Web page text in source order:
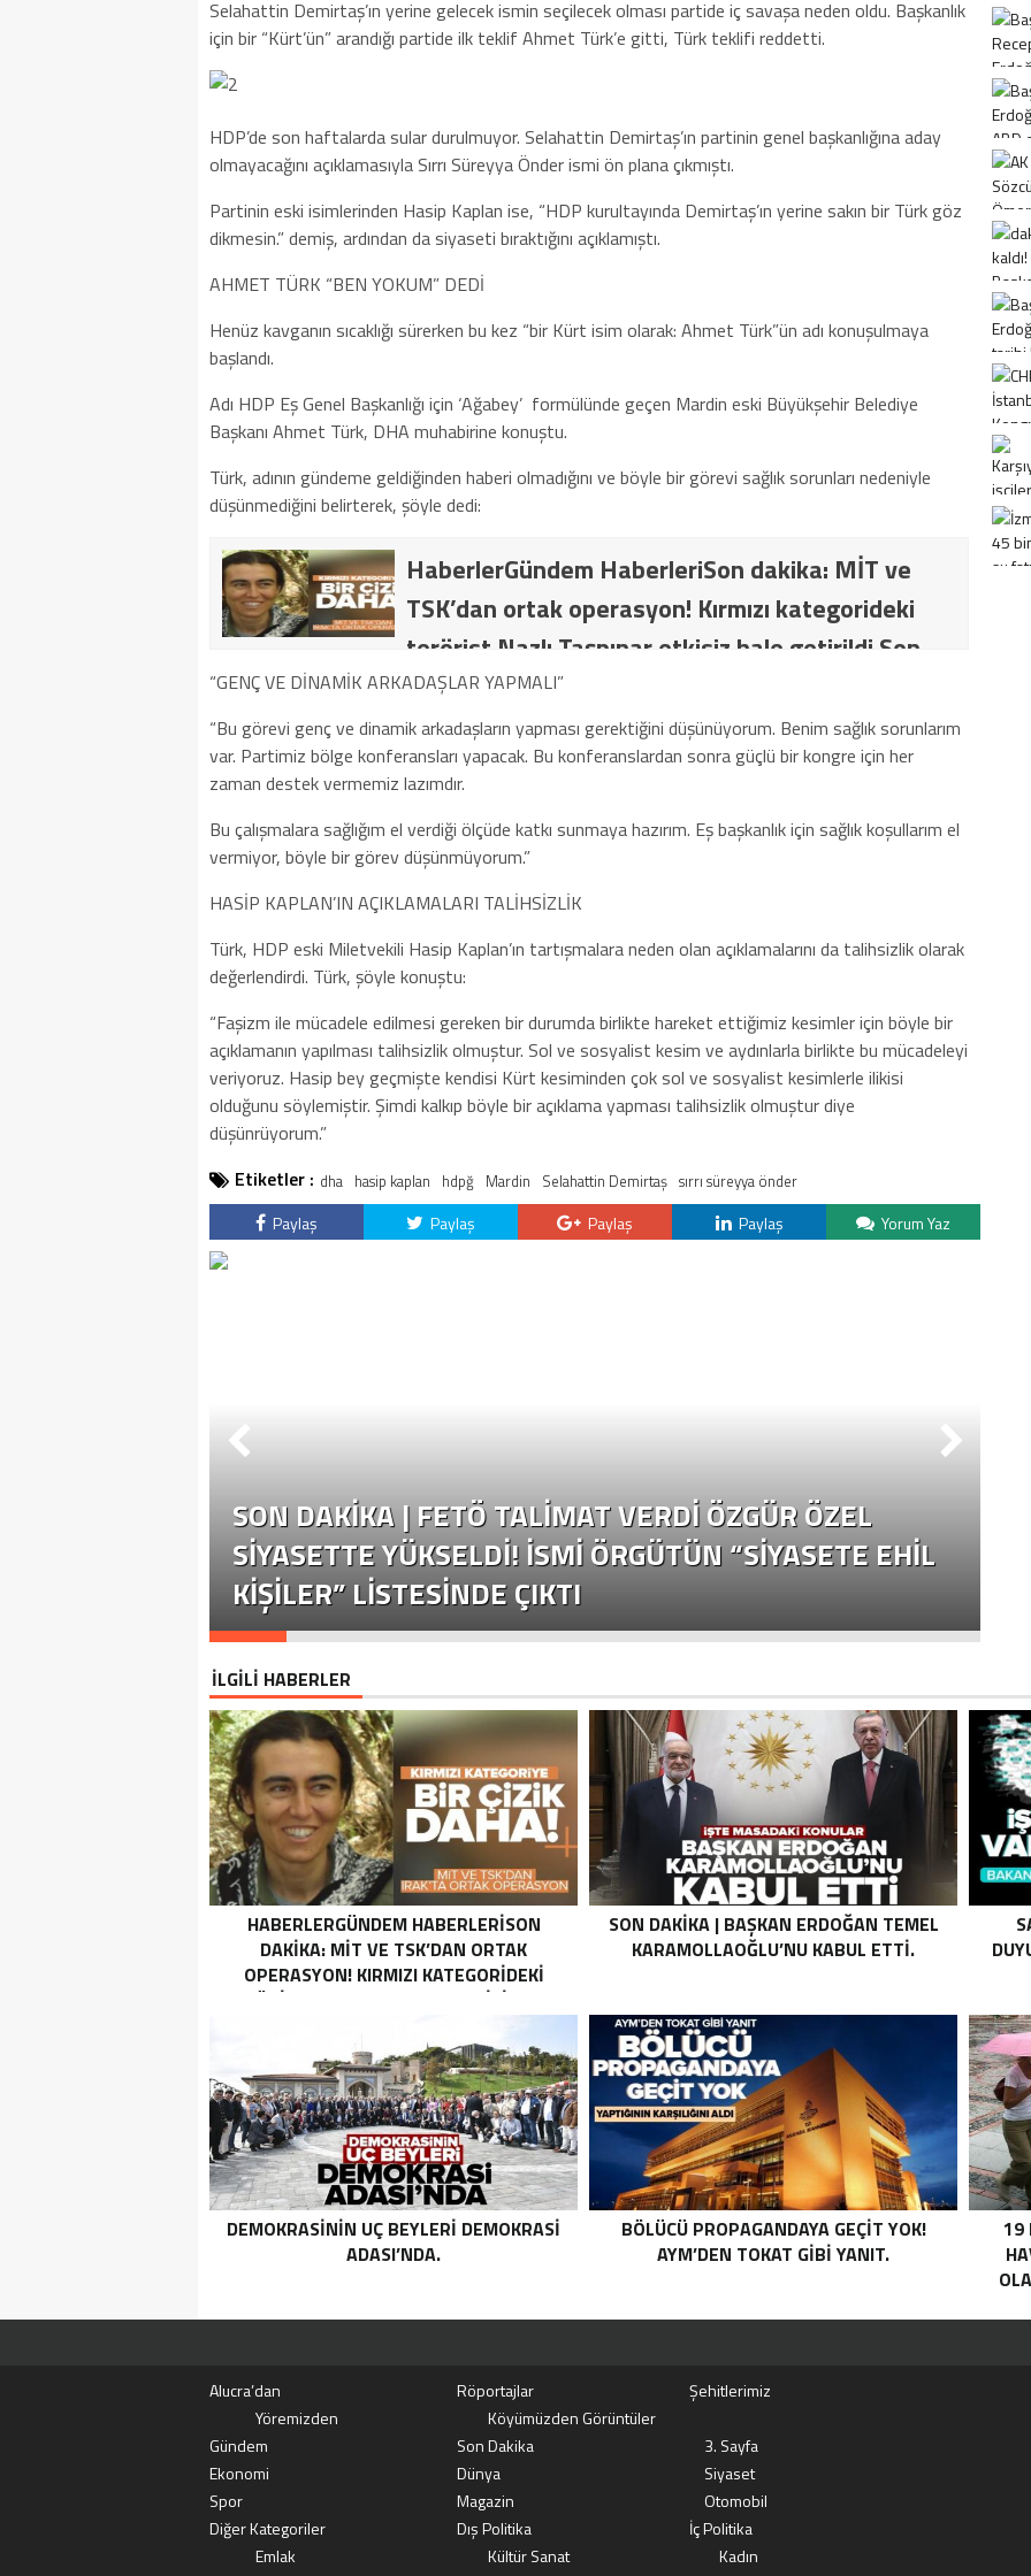
Selahattin Demirtaş’ın yerine gelecek ismin seçilecek olması partide iç savaşa neden oldu. Başkanlık
için bir “Kürt’ün” arandığı partide ilk teklif Ahmet Türk’e gitti, Türk teklifi reddetti.
HDP’de son haftalarda sular durulmuyor. Selahattin Demirtaş’ın partinin genel başkanlığına aday
olmayacağını açıklamasıyla Sırrı Süreyya Önder ismi ön plana çıkmıştı.
Partinin eski isimlerinden Hasip Kaplan ise, “HDP kurultayında Demirtaş’ın yerine sakın bir Türk göz
dikmesin.” demiş, ardından da siyaseti bıraktığını açıklamıştı.
AHMET TÜRK “BEN YOKUM” DEDİ
Henüz kavganın sıcaklığı sürerken bu kez “bir Kürt isim olarak: Ahmet Türk”ün adı konuşulmaya
başlandı.
Adı HDP Eş Genel Başkanlığı için ‘Ağabey’ formülünde geçen Mardin eski Büyükşehir Belediye
Başkanı Ahmet Türk, DHA muhabirine konuştu.
Türk, adının gündeme geldiğinden haberi olmadığını ve böyle bir görevi sağlık sorunları nedeniyle
düşünmediğini belirterek, şöyle dedi:
HaberlerGündem HaberleriSon dakika: MİT ve
TSK’dan ortak operasyon! Kırmızı kategorideki
terörist Nazlı Taşpınar etkisiz hale getirildi Son
dakika: MİT ve TSK’dan ortak operasyon! Kırmızı
kategorideki terörist Nazlı Taşpınar etkisiz hale
getirildi .
“GENÇ VE DİNAMİK ARKADAŞLAR YAPMALI”
“Bu görevi genç ve dinamik arkadaşların yapması gerektiğini düşünüyorum. Benim sağlık sorunlarım
var. Partimiz bölge konferansları yapacak. Bu konferanslardan sonra güçlü bir kongre için her
zaman destek vermemiz lazımdır.
Bu çalışmalara sağlığım el verdiği ölçüde katkı sunmaya hazırım. Eş başkanlık için sağlık koşullarım el
vermiyor, böyle bir görev düşünmüyorum.”
HASİP KAPLAN’IN AÇIKLAMALARI TALİHSİZLİK
Türk, HDP eski Miletvekili Hasip Kaplan’ın tartışmalara neden olan açıklamalarını da talihsizlik olarak
değerlendirdi. Türk, şöyle konuştu:
“Faşizm ile mücadele edilmesi gereken bir durumda birlikte hareket ettiğimiz kesimler için böyle bir
açıklamanın yapılması talihsizlik olmuştur. Sol ve sosyalist kesim ve aydınlarla birlikte bu mücadeleyi
veriyoruz. Hasip bey geçmişte kendisi Kürt kesiminden çok sol ve sosyalist kesimlerle ilikisi
olduğunu söylemiştir. Şimdi kalkıp böyle bir açıklama yapması talihsizlik olmuştur diye
düşünrüyorum.”
Etiketler : dha hasip kaplan hdpğ Mardin Selahattin Demirtaş sırrı süreyya önder
Paylaş Paylaş Paylaş Paylaş Yorum Yaz
SON DAKİKA | FETÖ TALIMAT VERDI ÖZGÜR ÖZEL
SIYASETTE YÜKSELDI! İSMI ÖRGÜTÜN “SIYASETE EHIL
KIŞILER” LISTESINDE ÇIKTI
İLGİLİ HABERLER
HABERLERGÜNDEM HABERLERISON
DAKIKA: MİT VE TSK’DAN ORTAK
OPERASYON! KIRMIZI KATEGORIDEKI
TERÖRIST NAZLI TAŞPINAR ETKISIZ HALE
ORTAK OPERASYON! KIRMIZI
KATEGORIDEKI TERÖRIST NAZLI
TAŞPINAR ETKISIZ HALE GETIRILDI .
SON DAKIKA | BAŞKAN ERDOĞAN TEMEL
KARAMOLLAOĞLU’NU KABUL ETTI.
DEMOKRASININ UÇ BEYLERI DEMOKRASI
ADASI’NDA.
BÖLÜCÜ PROPAGANDAYA GEÇIT YOK!
AYM’DEN TOKAT GIBI YANIT.
19
Alucra’dan Röportajlar
Şehitlerimiz
Yöremizden
Köyümüzden Görüntüler
Gündem
Son Dakika
3. Sayfa
Ekonomi
Dünya
Siyaset
Spor
Magazin
Otomobil
Diğer Kategoriler
Dış Politika
İç Politika
Emlak
Kültür Sanat
Kadın